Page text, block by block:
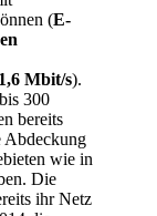
(E-
Mbit/s).
300
bereits
Abdeckung
wie in
Die
ihr Netz